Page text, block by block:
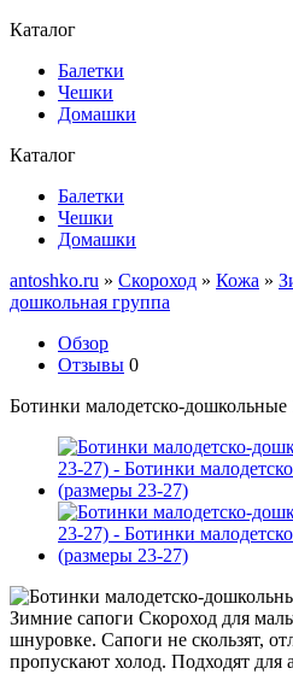
Каталог
Балетки
Чешки
Домашки
Каталог
Балетки
Чешки
Домашки
antoshko.ru » Скороход » Кожа »
дошкольная группа
Обзор
Отзывы 0
Ботинки малодетско-